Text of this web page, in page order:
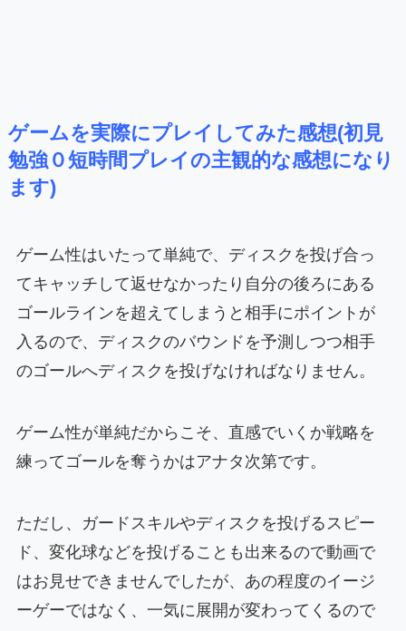
ゲームを実際にプレイしてみた感想(初見
勉強０短時間プレイの主観的な感想になり
ます)
ゲーム性はいたって単純で、ディスクを投げ合っ
てキャッチして返せなかったり自分の後ろにある
ゴールラインを超えてしまうと相手にポイントが
入るので、ディスクのバウンドを予測しつつ相手
のゴールへディスクを投げなければなりません。
ゲーム性が単純だからこそ、直感でいくか戦略を
練ってゴールを奪うかはアナタ次第です。
ただし、ガードスキルやディスクを投げるスピー
ド、変化球などを投げることも出来るので動画で
はお見せできませんでしたが、あの程度のイージ
ーゲーではなく、一気に展開が変わってくるので